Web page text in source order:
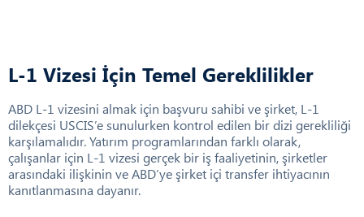
L-1 Vizesi İçin Temel Gereklilikler
ABD L-1 vizesini almak için başvuru sahibi ve şirket, L-1
dilekçesi USCIS’e sunulurken kontrol edilen bir dizi gerekliliği
karşılamalıdır. Yatırım programlarından farklı olarak,
çalışanlar için L-1 vizesi gerçek bir iş faaliyetinin, şirketler
arasındaki ilişkinin ve ABD’ye şirket içi transfer ihtiyacının
kanıtlanmasına dayanır.